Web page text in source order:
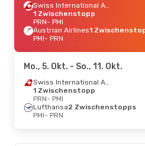
Swiss International Air Lines
1 Zwischenstopp
PRN- PMI
Austrian Airlines1
PMI- PRN
Mo., 5. Okt. - So., 11. Okt.
Swiss International Air Lines
1 Zwischenstopp
PRN- PMI
Lufthansa2 Zwischenstopps
PMI- PRN